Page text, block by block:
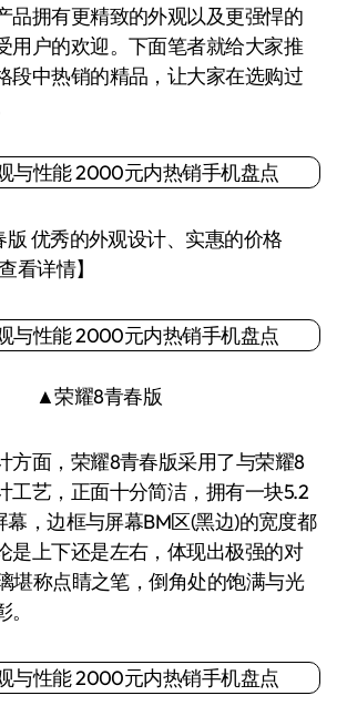
品拥有更精致的外观以及更强悍的
用户的欢迎。下面笔者就给大家推
段中热销的精品，让大家在选购过
优秀的外观设计、实惠的价格
看详情】
▲荣耀8青春版
面，荣耀8青春版采用了与荣耀8
工艺，正面十分简洁，拥有一块5.2
幕，边框与屏幕BM区(黑边)的宽度都
是上下还是左右，体现出极强的对
堪称点睛之笔，倒角处的饱满与光